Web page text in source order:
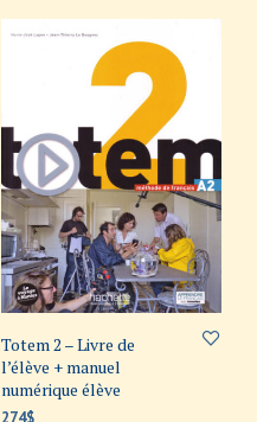
Totem 2 – Livre de
l’élève + manuel
numérique élève
274$